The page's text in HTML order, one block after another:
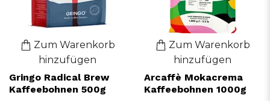
Zum Warenkorb
hinzufügen
Gringo Radical Brew
Kaffeebohnen 500g
Zum Warenkorb
hinzufügen
Arcaffè Mokacrema
Kaffeebohnen 1000g